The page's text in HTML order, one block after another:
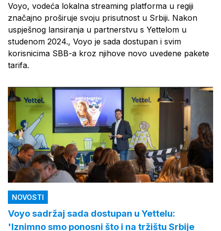
Voyo, vodeća lokalna streaming platforma u regiji
značajno proširuje svoju prisutnost u Srbiji. Nakon
uspješnog lansiranja u partnerstvu s Yettelom u
studenom 2024., Voyo je sada dostupan i svim
korisnicima SBB-a kroz njihove novo uvedene pakete
tarifa.
NOVOSTI
Voyo sadržaj sada dostupan u Yettelu:
'Iznimno smo ponosni što i na tržištu Srbije